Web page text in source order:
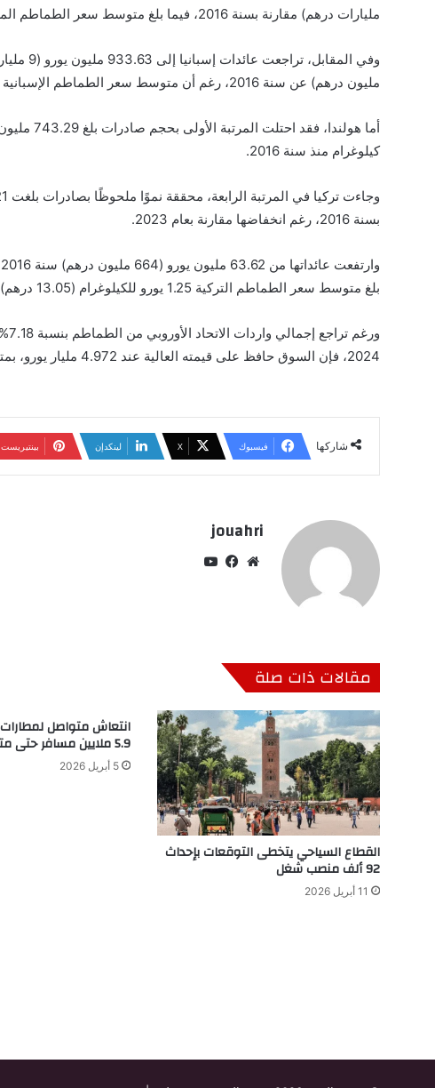
مليارات درهم) مقارنة بسنة 2016، فيما بلغ متوسط سعر الطماطم المغربية 1.72 يورو للكيلوغرام، أي ما يعادل 17.93 درهم.
مليون درهم) عن سنة 2016، رغم أن متوسط سعر الطماطم الإسبانية ارتفع إلى 1.76 يورو للكيلوغرام (18.37 درهم).
كيلوغرام منذ سنة 2016.
بسنة 2016، رغم انخفاضها مقارنة بعام 2023.
بلغ متوسط سعر الطماطم التركية 1.25 يورو للكيلوغرام (13.05 درهم).
2024، فإن السوق حافظ على قيمته العالية عند 4.972 مليار يورو، بمتوسط سعر 1.73 يورو للكيلوغرام.
شاركها فيسبوك ‫X لينكدإن بينتيريست
jouahri
موق في
مقالات ذات صلة
القطاع السياحي يتخطى التوقعات بإحداث
92 ألف منصب شغل
11 أبريل 2026
انتعاش متواصل
5.9 ملايين مسافر حتى متم فبراير 2026
5 أبريل 2026